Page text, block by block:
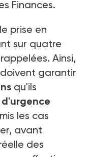
Finances.
prise en
sur quatre
Ainsi,
garantir
qu'ils
les cas
avant
des